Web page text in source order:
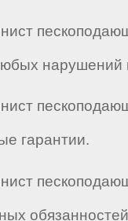
нарушений
гарантии.